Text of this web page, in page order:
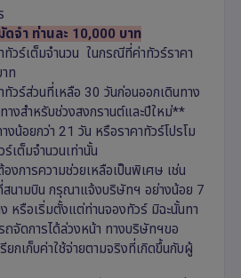
ดจำ ท่านละ 10,000 บาท
ทัวร์เต็มจำนวน ในกรณีที่ค่าทัวร์ราคา
ท
ทัวร์ส่วนที่เหลือ 30 วันก่อนออกเดินทาง
างสำหรับช่วงสงกรานต์และปีใหม่**
น้อยกว่า 21 วัน หรือราคาทัวร์โปรโม
เต็มจำนวนเท่านั้น
งการความช่วยเหลือเป็นพิเศษ เช่น
สนามบิน กรุณาแจ้งบริษัทฯ อย่างน้อย 7
หรือเริ่มตั้งแต่ท่านจองทัวร์ มิฉะนั้นทา
ถจัดการได้ล่วงหน้า ทางบริษัทฯขอ
ยกเก็บค่าใช้จ่ายตามจริงที่เกิดขึ้นกับผู้